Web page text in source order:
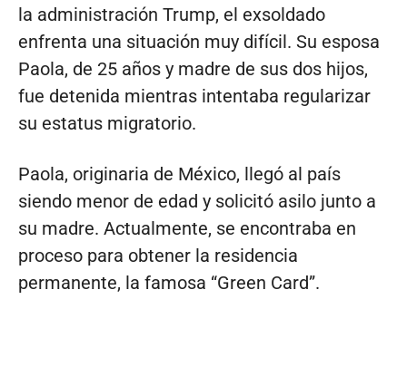
la administración Trump, el exsoldado
enfrenta una situación muy difícil. Su esposa
Paola, de 25 años y madre de sus dos hijos,
fue detenida mientras intentaba regularizar
su estatus migratorio.
Paola, originaria de México, llegó al país
siendo menor de edad y solicitó asilo junto a
su madre. Actualmente, se encontraba en
proceso para obtener la residencia
permanente, la famosa “Green Card”.